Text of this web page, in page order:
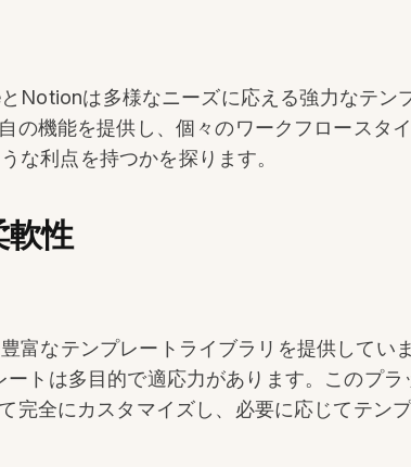
Notionは多様なニーズに応える強力なテン
の機能を提供し、個々のワークフロースタ
な利点を持つかを探ります。
軟性
富なテンプレートライブラリを提供して
トは多目的で適応力があります。このプ
完全にカスタマイズし、必要に応じてテン